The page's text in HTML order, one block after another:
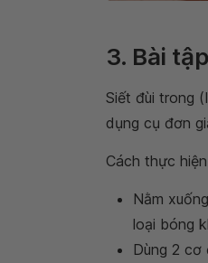
3. Bài
Siết đùi trong (
dụng cụ đơn
Cách thực
Nằm
loại bóng
Dùng 2 cơ